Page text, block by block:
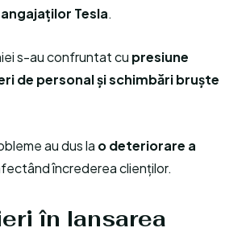
Tesla.
s-au confruntat cu presiune
de personal și schimbări bruște
au dus la o deteriorare a
încrederea clienților.
în lansarea